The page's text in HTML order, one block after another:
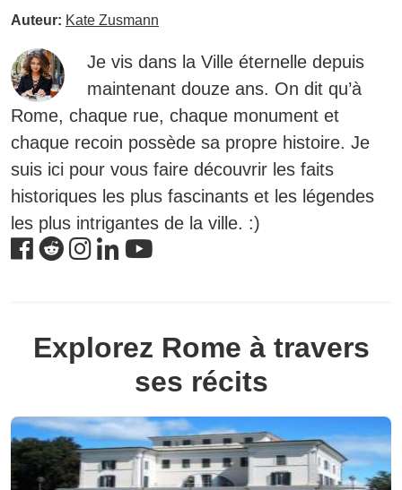
Auteur: Kate Zusmann
Je vis dans la Ville éternelle depuis
maintenant douze ans. On dit qu’à
Rome, chaque rue, chaque monument et
chaque recoin possède sa propre histoire. Je
suis ici pour vous faire découvrir les faits
historiques les plus fascinants et les légendes
les plus intrigantes de la ville. :)
Explorez Rome à travers
ses récits